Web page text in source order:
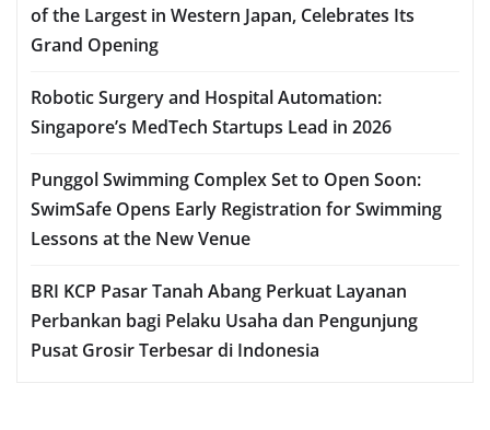
of the Largest in Western Japan, Celebrates Its
Grand Opening
Robotic Surgery and Hospital Automation:
Singapore’s MedTech Startups Lead in 2026
Punggol Swimming Complex Set to Open Soon:
SwimSafe Opens Early Registration for Swimming
Lessons at the New Venue
BRI KCP Pasar Tanah Abang Perkuat Layanan
Perbankan bagi Pelaku Usaha dan Pengunjung
Pusat Grosir Terbesar di Indonesia